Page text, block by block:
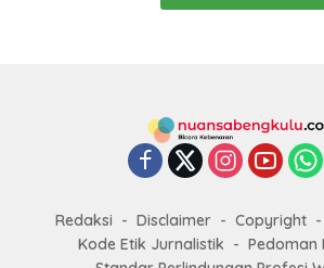
Redaksi Disclaimer Copyright
Kode Etik Jurnalistik
Pedoman